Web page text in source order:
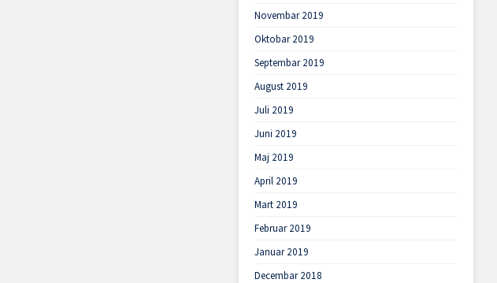
Novembar 2019
Oktobar 2019
Septembar 2019
August 2019
Juli 2019
Juni 2019
Maj 2019
April 2019
Mart 2019
Februar 2019
Januar 2019
Decembar 2018